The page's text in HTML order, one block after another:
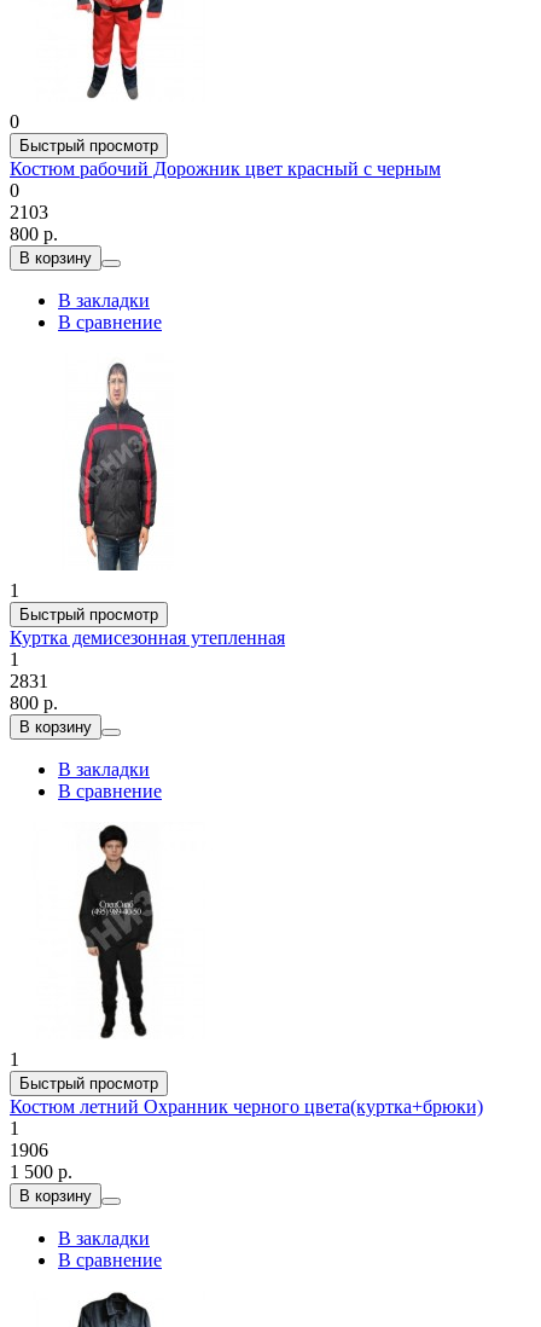
0
Быстрый просмотр
Костюм рабочий Дорожник цвет красный с черным
0
2103
800 р.
В корзину
В закладки
В сравнение
1
Быстрый просмотр
Куртка демисезонная утепленная
1
2831
800 р.
В корзину
В закладки
В сравнение
1
Быстрый просмотр
Костюм летний Охранник черного цвета(куртка+брюки)
1
1906
1 500 р.
В корзину
В закладки
В сравнение